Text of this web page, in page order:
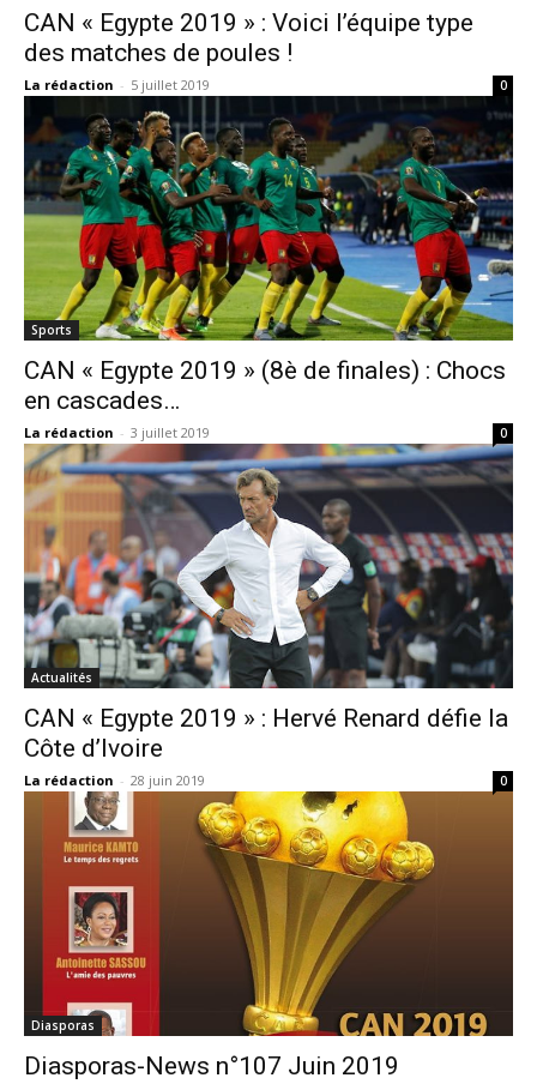
CAN « Egypte 2019 » : Voici l’équipe type
des matches de poules !
La rédaction - 5 juillet 2019 0
Sports
CAN « Egypte 2019 » (8è de finales) : Chocs
en cascades…
La rédaction - 3 juillet 2019 0
Actualités
CAN « Egypte 2019 » : Hervé Renard défie la
Côte d’Ivoire
La rédaction - 28 juin 2019 0
Diasporas
Diasporas-News n°107 Juin 2019